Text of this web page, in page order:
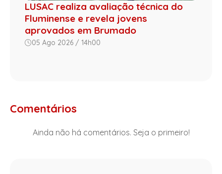
LUSAC realiza avaliação técnica do
Fluminense e revela jovens
aprovados em Brumado
05 Ago 2026 / 14h00
Comentários
Ainda não há comentários. Seja o primeiro!